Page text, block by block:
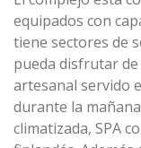
equipados con
tiene sectores de
pueda disfrutar de
artesanal servido
durante la
climatizada, SPA